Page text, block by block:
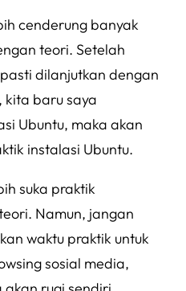
cenderung banyak
teori. Setelah
dilanjutkan dengan
kita baru saya
Ubuntu, maka akan
instalasi Ubuntu.
suka praktik
Namun, jangan
waktu praktik untuk
sosial media,